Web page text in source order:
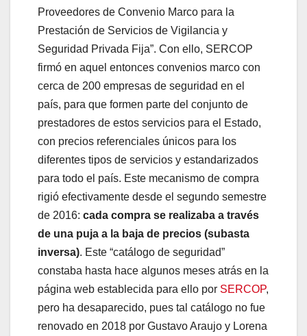
Proveedores de Convenio Marco para la
Prestación de Servicios de Vigilancia y
Seguridad Privada Fija”. Con ello, SERCOP
firmó en aquel entonces convenios marco con
cerca de 200 empresas de seguridad en el
país, para que formen parte del conjunto de
prestadores de estos servicios para el Estado,
con precios referenciales únicos para los
diferentes tipos de servicios y estandarizados
para todo el país. Este mecanismo de compra
rigió efectivamente desde el segundo semestre
de 2016: cada compra se realizaba a través
de una puja a la baja de precios (subasta
inversa). Este “catálogo de seguridad”
constaba hasta hace algunos meses atrás en la
página web establecida para ello por SERCOP,
pero ha desaparecido, pues tal catálogo no fue
renovado en 2018 por Gustavo Araujo y Lorena